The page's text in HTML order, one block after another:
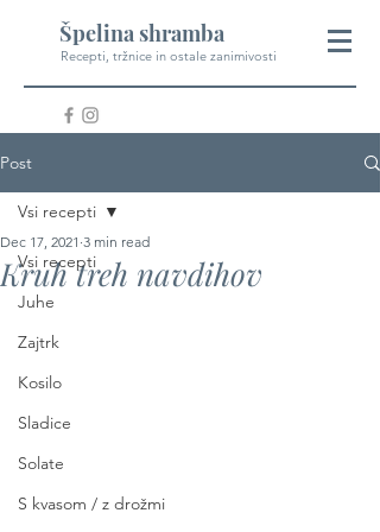
Špelina shramba
Recepti, tržnice in ostale zanimivosti
Post
Vsi recepti
Juhe
Zajtrk
Kosilo
Sladice
Solate
S kvasom / z drožmi
Vsi recepti
Kruh treh navdihov
Dec 17, 2021 3 min read